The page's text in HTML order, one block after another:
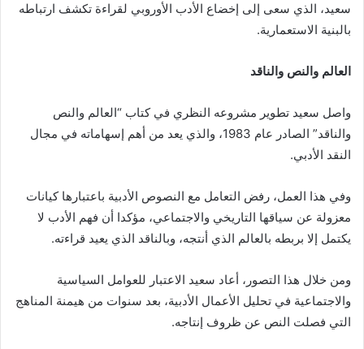
سعيد، الذي سعى إلى إخضاع الأدب الأوروبي لقراءة تكشف ارتباطه
بالبنية الاستعمارية.
العالم والنص والناقد
واصل سعيد تطوير مشروعه النظري في كتاب “العالم والنص
والناقد” الصادر عام 1983، والذي يعد من أهم إسهاماته في مجال
النقد الأدبي.
وفي هذا العمل، رفض التعامل مع النصوص الأدبية باعتبارها كيانات
معزولة عن سياقها التاريخي والاجتماعي، مؤكدا أن فهم الأدب لا
يكتمل إلا بربطه بالعالم الذي أنتجه، وبالناقد الذي يعيد قراءته.
ومن خلال هذا التصور، أعاد سعيد الاعتبار للعوامل السياسية
والاجتماعية في تحليل الأعمال الأدبية، بعد سنوات من هيمنة المناهج
التي فصلت النص عن ظروف إنتاجه.